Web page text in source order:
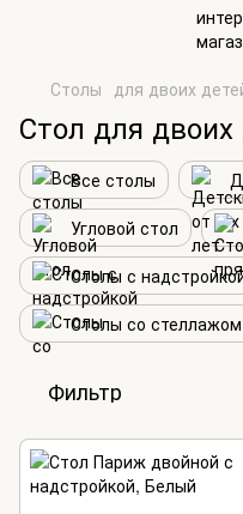
Столы для двоих
Стол для двоих
Все столы
Угловой стол
Столы с
Столы со стеллажом
Фильтр